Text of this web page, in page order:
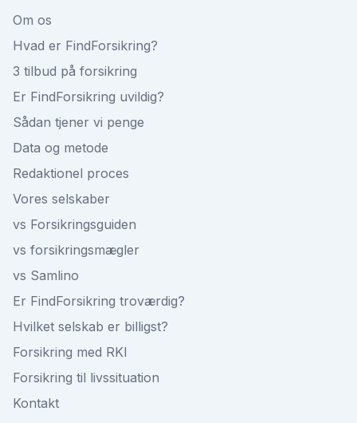
Om os
Hvad er FindForsikring?
3 tilbud på forsikring
Er FindForsikring uvildig?
Sådan tjener vi penge
Data og metode
Redaktionel proces
Vores selskaber
vs Forsikringsguiden
vs forsikringsmægler
vs Samlino
Er FindForsikring troværdig?
Hvilket selskab er billigst?
Forsikring med RKI
Forsikring til livssituation
Kontakt